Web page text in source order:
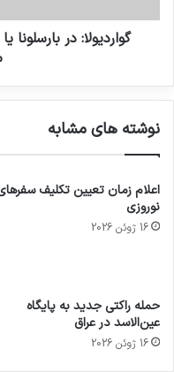
گواردیولا: در بارسلونا
نوشته های مشابه
اعلام زمان تعیین تکلیف
نوروزی
16 ژوئن 2026
حمله راکتی جدید به پایگاه
عین‌الاسد در عراق
16 ژوئن 2026